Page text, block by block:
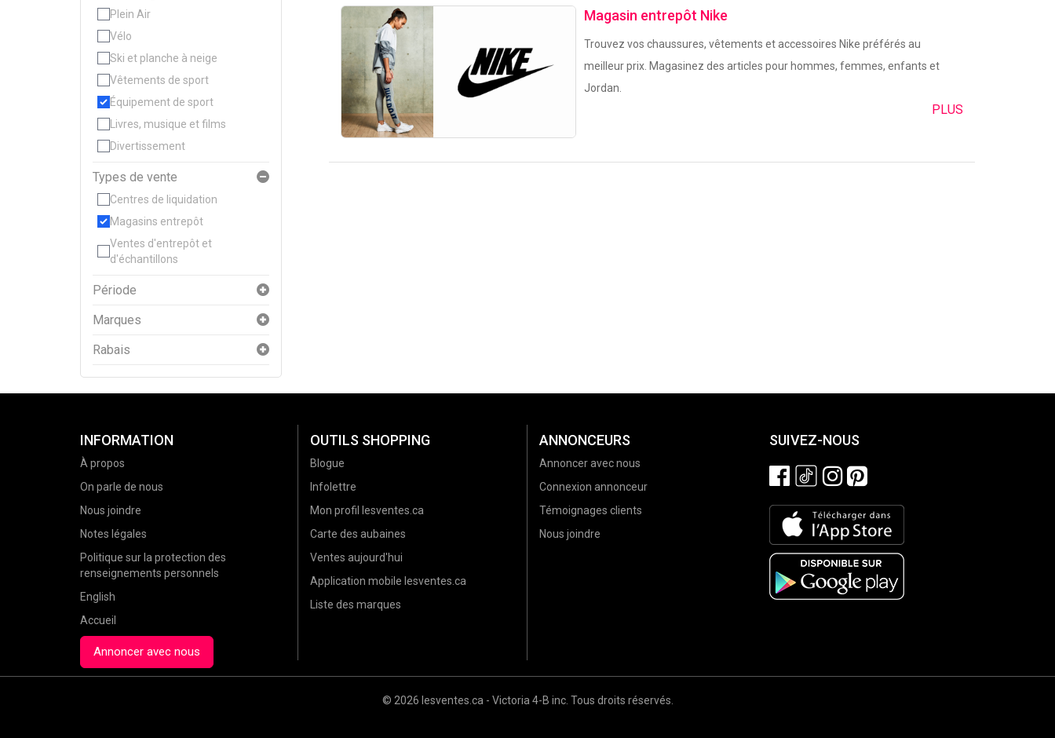
Plein Air
Vélo
Ski et planche à neige
Vêtements de sport
Équipement de sport
Livres, musique et films
Divertissement
Types de vente
Centres de liquidation
Magasins entrepôt
Ventes d'entrepôt et
d'échantillons
Période
Marques
Rabais
Magasin entrepôt Nike
Trouvez vos chaussures, vêtements et accessoires Nike préférés au
meilleur prix. Magasinez des articles pour hommes, femmes, enfants et
Jordan.
PLUS
INFORMATION
À propos
On parle de nous
Nous joindre
Notes légales
Politique sur la protection des
renseignements personnels
English
Accueil
Annoncer avec nous
OUTILS SHOPPING
Blogue
Infolettre
Mon profil lesventes.ca
Carte des aubaines
Ventes aujourd'hui
Application mobile lesventes.ca
Liste des marques
ANNONCEURS
Annoncer avec nous
Connexion annonceur
Témoignages clients
Nous joindre
SUIVEZ-NOUS
© 2026 lesventes.ca - Victoria 4-B inc. Tous droits réservés.